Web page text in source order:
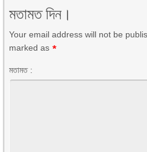
মতামত দিন।
Your email address will not be
marked as *
মতামত :